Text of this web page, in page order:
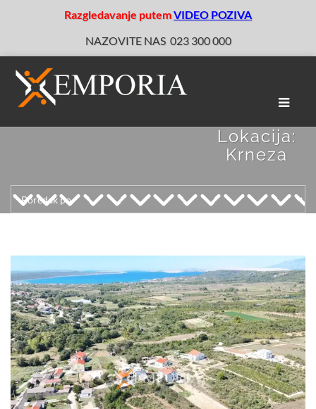
Razgledavanje putemVIDEO POZIVA
NAZOVITE NAS 023 300 000
Toggle
Lokacija:
Krneza